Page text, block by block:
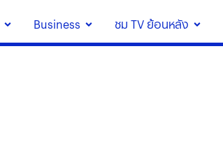
Business ชม TV ย้อนหลัง